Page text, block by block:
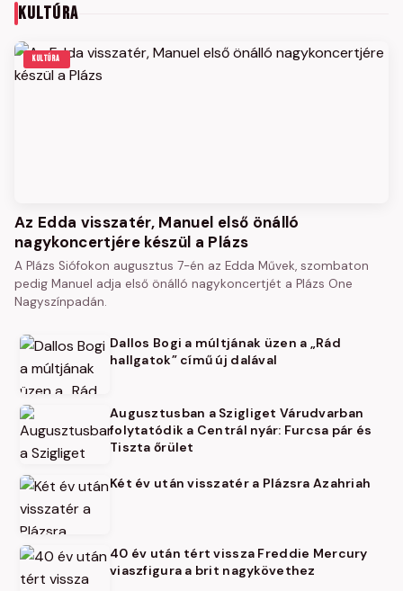
KULTÚRA
KULTÚRA
Az Edda visszatér, Manuel első önálló
nagykoncertjére készül a Plázs
A Plázs Siófokon augusztus 7-én az Edda Művek, szombaton
pedig Manuel adja első önálló nagykoncertjét a Plázs One
Nagyszínpadán.
Dallos Bogi a múltjának üzen a „Rád
hallgatok” című új dalával
Augusztusban a Szigliget Várudvarban
folytatódik a Centrál nyár: Furcsa pár és
Tiszta őrület
Két év után visszatér a Plázsra Azahriah
40 év után tért vissza Freddie Mercury
viaszfigura a brit nagykövethez